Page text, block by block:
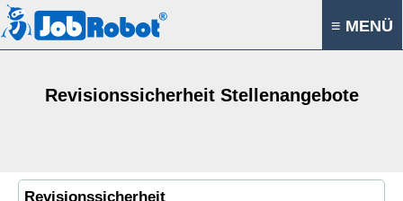
≡ MENÜ
Revisionssicherheit Stellenangebote